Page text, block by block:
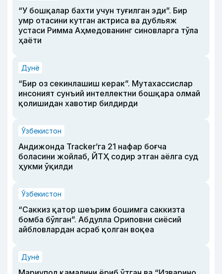
“У бошқалар бахти учун туғилган эди”. Бир
умр отасини кутган актриса ва дубльяж
устаси Римма Аҳмедованинг синовларга тўла
ҳаёти
Дунё
“Бир оз секинлашиш керак”. Мутахассислар
инсоният сунъий интеллектни бошқара олмай
қолишидан хавотир билдирди
Ўзбекистон
Андижонда Tracker’га 21 нафар боғча
боласини жойлаб, ЙТҲ содир этган аёлга суд
ҳукми ўқилди
Ўзбекистон
“Саккиз қатор шеърим бошимга саккизта
бомба бўлган”. Абдулла Ориповни сиёсий
айбловлардан асраб қолган воқеа
Дунё